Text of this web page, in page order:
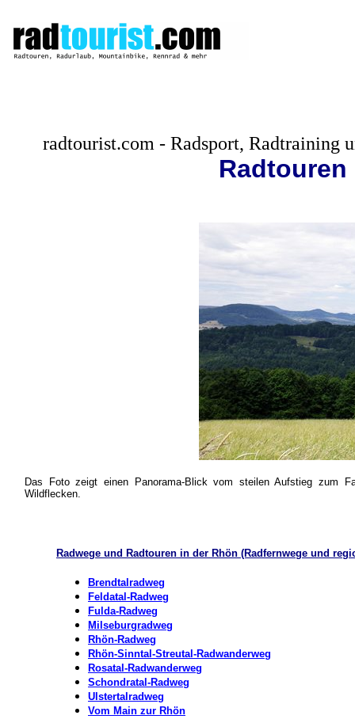
radtourist.com - Radsport, Radtraining
Das Foto zeigt einen Panorama-Blick vom steilen Aufstieg zum
Wildflecken.
Radwege und Radtouren in der Rhön (Radfernwege und
Brendtalradweg
Feldatal-Radweg
Fulda-Radweg
Milseburgradweg
Rhön-Radweg
Rhön-Sinntal-Streutal-Radwanderweg
Rosatal-Radwanderweg
Schondratal-Radweg
Ulstertalradweg
Vom Main zur Rhön